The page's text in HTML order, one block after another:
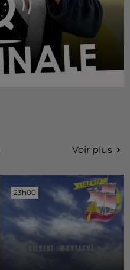
Voir plus
23h00
23h00